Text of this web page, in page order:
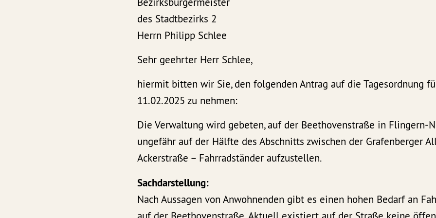
des Stadtbezirks 2
Herrn Philipp Schlee
Sehr geehrter Herr Schlee,
hiermit bitten wir Sie, den folgenden Antrag auf die Tagesordnung
11.02.2025 zu nehmen:
Die Verwaltung wird gebeten, auf der Beethovenstraße in Flingern-
ungefähr auf der Hälfte des Abschnitts zwischen der Grafenberger
Ackerstraße – Fahrradständer aufzustellen.
Sachdarstellung:
Nach Aussagen von Anwohnenden gibt es einen hohen Bedarf an